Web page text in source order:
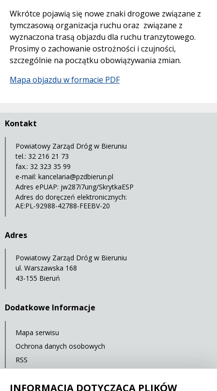
Wkrótce pojawią się nowe znaki drogowe związane z
tymczasową organizacja ruchu oraz związane z
wyznaczona trasą objazdu dla ruchu tranzytowego.
Prosimy o zachowanie ostrożności i czujności,
szczególnie na początku obowiązywania zmian.
Mapa objazdu w formacie PDF
Kontakt
Powiatowy Zarząd Dróg w Bieruniu
tel.: 32 216 21 73
fax.: 32 323 35 99
e-mail: kancelaria@pzdbierun.pl
Adres ePUAP: jw287i7ung/SkrytkaESP
Adres do doręczeń elektronicznych:
AE:PL-92988-42788-FEEBV-20
Adres
Powiatowy Zarząd Dróg w Bieruniu
ul. Warszawska 168
43-155 Bieruń
Dodatkowe Informacje
Mapa serwisu
Ochrona danych osobowych
RSS
INFORMACJA DOTYCZĄCA PLIKÓW